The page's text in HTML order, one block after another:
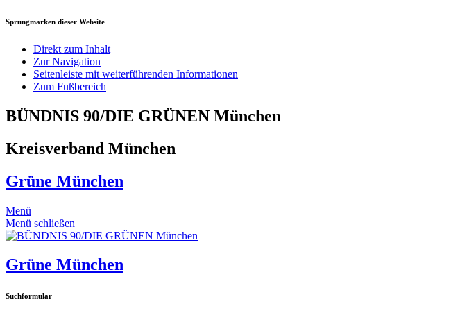
Sprungmarken dieser Website
Direkt zum Inhalt
Zur Navigation
Seitenleiste mit weiterführenden Informationen
Zum Fußbereich
BÜNDNIS 90/DIE GRÜNEN München
Kreisverband München
Grüne München
Menü
Menü schließen
Grüne München
Suchformular